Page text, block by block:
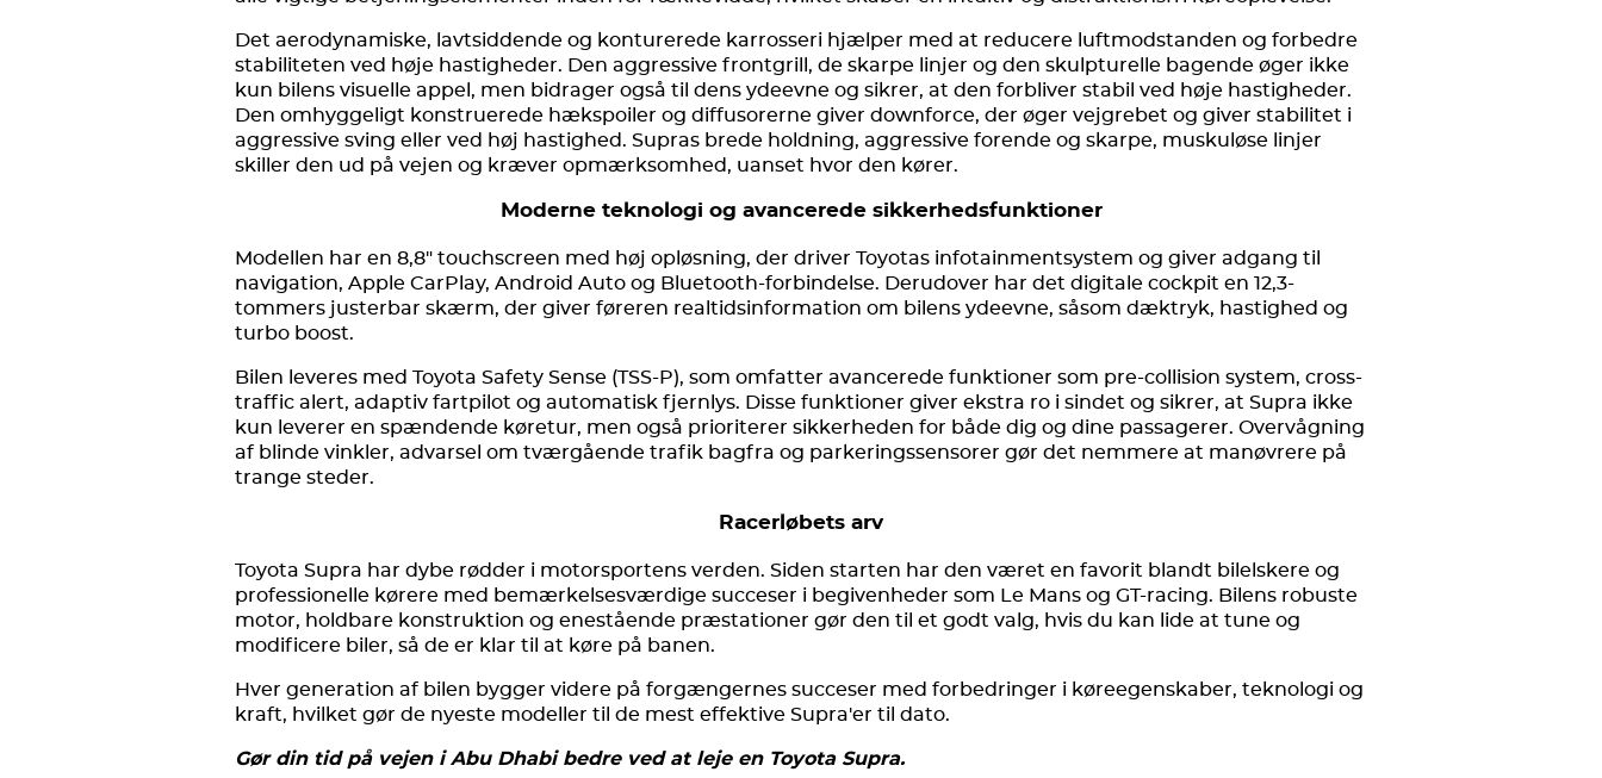
Det aerodynamiske, lavtsiddende og konturerede karrosseri hjælper med at reducere luftmodstanden og forbedre
stabiliteten ved høje hastigheder. Den aggressive frontgrill, de skarpe linjer og den skulpturelle bagende øger ikke
kun bilens visuelle appel, men bidrager også til dens ydeevne og sikrer, at den forbliver stabil ved høje hastigheder.
Den omhyggeligt konstruerede hækspoiler og diffusorerne giver downforce, der øger vejgrebet og giver stabilitet i
aggressive sving eller ved høj hastighed. Supras brede holdning, aggressive forende og skarpe, muskuløse linjer
skiller den ud på vejen og kræver opmærksomhed, uanset hvor den kører.
Moderne teknologi og avancerede sikkerhedsfunktioner
Modellen har en 8,8" touchscreen med høj opløsning, der driver Toyotas infotainmentsystem og giver adgang til
navigation, Apple CarPlay, Android Auto og Bluetooth-forbindelse. Derudover har det digitale cockpit en 12,3-
tommers justerbar skærm, der giver føreren realtidsinformation om bilens ydeevne, såsom dæktryk, hastighed og
turbo boost.
Bilen leveres med Toyota Safety Sense (TSS-P), som omfatter avancerede funktioner som pre-collision system, cross-
traffic alert, adaptiv fartpilot og automatisk fjernlys. Disse funktioner giver ekstra ro i sindet og sikrer, at Supra ikke
kun leverer en spændende køretur, men også prioriterer sikkerheden for både dig og dine passagerer. Overvågning
af blinde vinkler, advarsel om tværgående trafik bagfra og parkeringssensorer gør det nemmere at manøvrere på
trange steder.
Racerløbets arv
Toyota Supra har dybe rødder i motorsportens verden. Siden starten har den været en favorit blandt bilelskere og
professionelle kørere med bemærkelsesværdige succeser i begivenheder som Le Mans og GT-racing. Bilens robuste
motor, holdbare konstruktion og enestående præstationer gør den til et godt valg, hvis du kan lide at tune og
modificere biler, så de er klar til at køre på banen.
Hver generation af bilen bygger videre på forgængernes succeser med forbedringer i køreegenskaber, teknologi og
kraft, hvilket gør de nyeste modeller til de mest effektive Supra'er til dato.
Gør din tid på vejen i Abu Dhabi bedre ved at leje en Toyota Supra.